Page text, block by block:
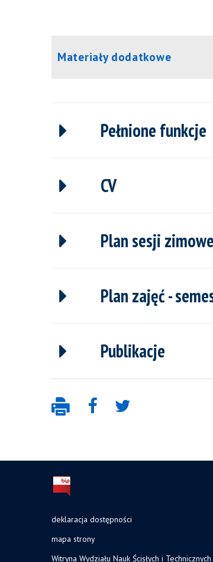
Materiały dodatkowe
Pełnione funkcje
CV
Plan sesji
Plan zajęć -
Publikacje
deklaracja dostępności
mapa strony
Witryna Wydziału Nauk Ścisłych i Technicznych